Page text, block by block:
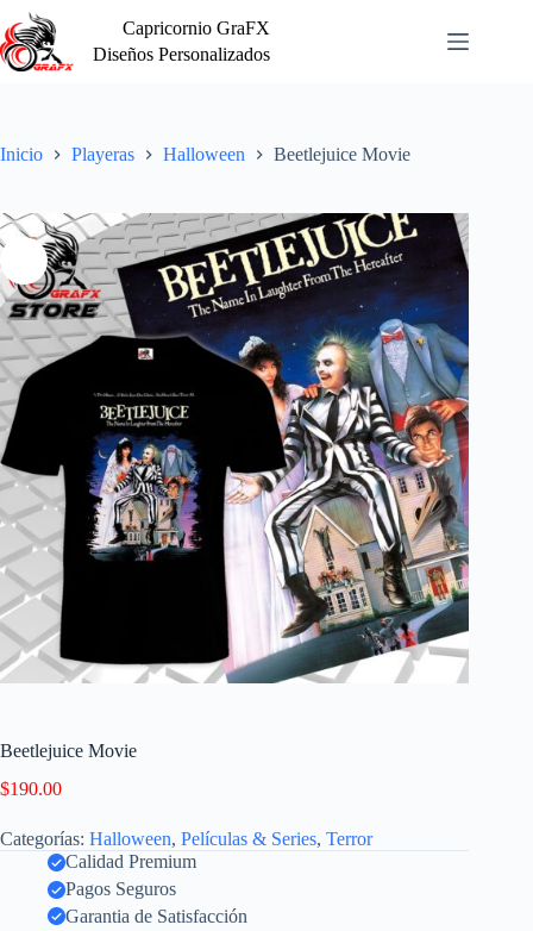
Saltar
al
contenido
Capricornio GraFX
Diseños Personalizados
Inicio Playeras Halloween Beetlejuice Movie
Beetlejuice Movie
$190.00
Categorías: Halloween, Películas & Series, Terror
Calidad Premium
Pagos Seguros
Garantia de Satisfacción